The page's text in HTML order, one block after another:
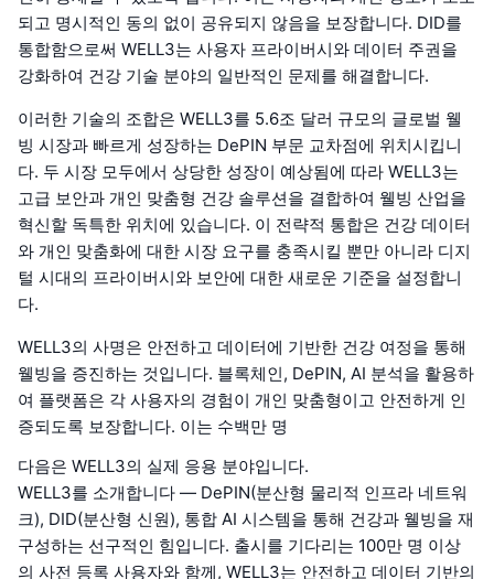
되고 명시적인 동의 없이 공유되지 않음을 보장합니다. DID를
통합함으로써 WELL3는 사용자 프라이버시와 데이터 주권을
강화하여 건강 기술 분야의 일반적인 문제를 해결합니다.
이러한 기술의 조합은 WELL3를 5.6조 달러 규모의 글로벌 웰
빙 시장과 빠르게 성장하는 DePIN 부문 교차점에 위치시킵니
다. 두 시장 모두에서 상당한 성장이 예상됨에 따라 WELL3는
고급 보안과 개인 맞춤형 건강 솔루션을 결합하여 웰빙 산업을
혁신할 독특한 위치에 있습니다. 이 전략적 통합은 건강 데이터
와 개인 맞춤화에 대한 시장 요구를 충족시킬 뿐만 아니라 디지
털 시대의 프라이버시와 보안에 대한 새로운 기준을 설정합니
다.
WELL3의 사명은 안전하고 데이터에 기반한 건강 여정을 통해
웰빙을 증진하는 것입니다. 블록체인, DePIN, AI 분석을 활용하
여 플랫폼은 각 사용자의 경험이 개인 맞춤형이고 안전하게 인
증되도록 보장합니다. 이는 수백만 명
다음은 WELL3의 실제 응용 분야입니다.
WELL3를 소개합니다 — DePIN(분산형 물리적 인프라 네트워
크), DID(분산형 신원), 통합 AI 시스템을 통해 건강과 웰빙을 재
구성하는 선구적인 힘입니다. 출시를 기다리는 100만 명 이상
의 사전 등록 사용자와 함께, WELL3는 안전하고 데이터 기반의